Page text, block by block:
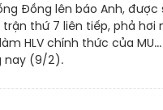
Đồng lên báo Anh, được
thứ 7 liên tiếp, phả hơi
HLV chính thức của
nay (9/2).